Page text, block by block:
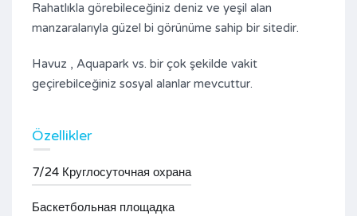
Rahatlıkla görebileceğiniz deniz ve yeşil alan
manzaralarıyla güzel bi görünüme sahip bir sitedir.
Havuz , Aquapark vs. bir çok şekilde vakit
geçirebilceğiniz sosyal alanlar mevcuttur.
Özellikler
7/24 Круглосуточная охрана
Баскетбольная площадка